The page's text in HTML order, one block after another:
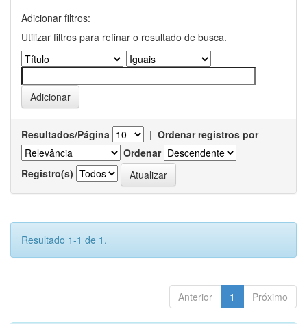
Adicionar filtros:
Utilizar filtros para refinar o resultado de busca.
Resultados/Página | Ordenar registros por
Ordenar
Registro(s)
Resultado 1-1 de 1.
Anterior 1 Próximo